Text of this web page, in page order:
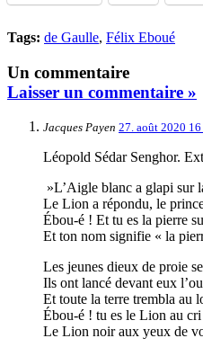
Tags: de Gaulle, Félix Eboué
Un commentaire
Laisser un commentaire »
Jacques Payen 27. août 2020
Léopold Sédar Senghor.
»L’Aigle blanc a glapi sur
Le Lion a répondu, le
Ébou-é ! Et tu es la pierre
Et ton nom signifie « la
Les jeunes dieux de proie
Ils ont lancé devant eux
Et toute la terre trembla au
Ébou-é ! tu es le Lion au
Le Lion noir aux yeux de